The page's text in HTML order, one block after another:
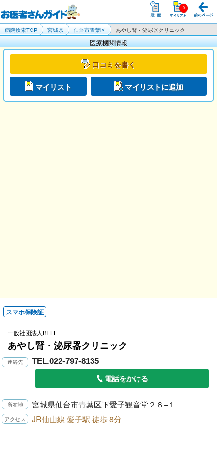
病院検索TOP 宮城県 仙台市青葉区 あやし腎・泌尿器クリニック
医療機関情報
口コミを書く
マイリスト マイリストに追加
スマホ保険証
一般社団法人BELL
あやし腎・泌尿器クリニック
TEL.022-797-8135
電話をかける
宮城県仙台市青葉区下愛子観音堂２６−１
JR仙山線 愛子駅 徒歩 8分